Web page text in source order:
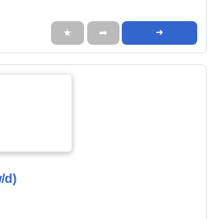
★ ➦ ➜
d)